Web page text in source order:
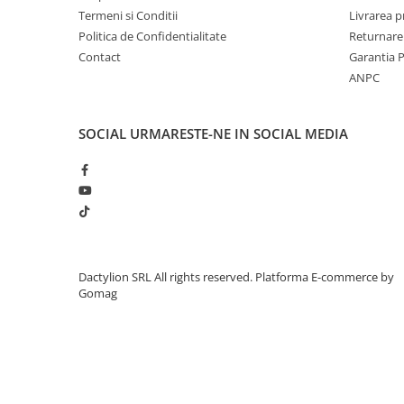
Termeni si Conditii
Politica de Confidentialitate
Contact
Livrarea
Garantia
ANPC
SOCIAL URMARESTE-NE IN SOCIAL MEDIA
Dactylion SRL All rights reserved. Platforma E-commerce by
Gomag